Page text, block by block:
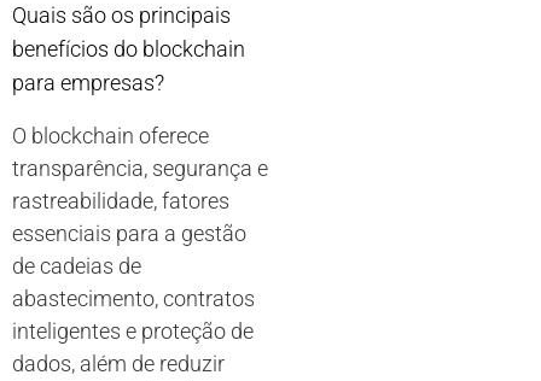
Quais são os principais
benefícios do blockchain
para empresas?
O blockchain oferece
transparência, segurança e
rastreabilidade, fatores
essenciais para a gestão
de cadeias de
abastecimento, contratos
inteligentes e proteção de
dados, além de reduzir